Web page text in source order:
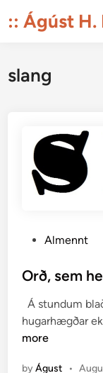
to:: Ágúst H.
slang
s
e
d
i
Almennt
Orð, sem
Á stundum
hugarhægðar
more
byÁgust •